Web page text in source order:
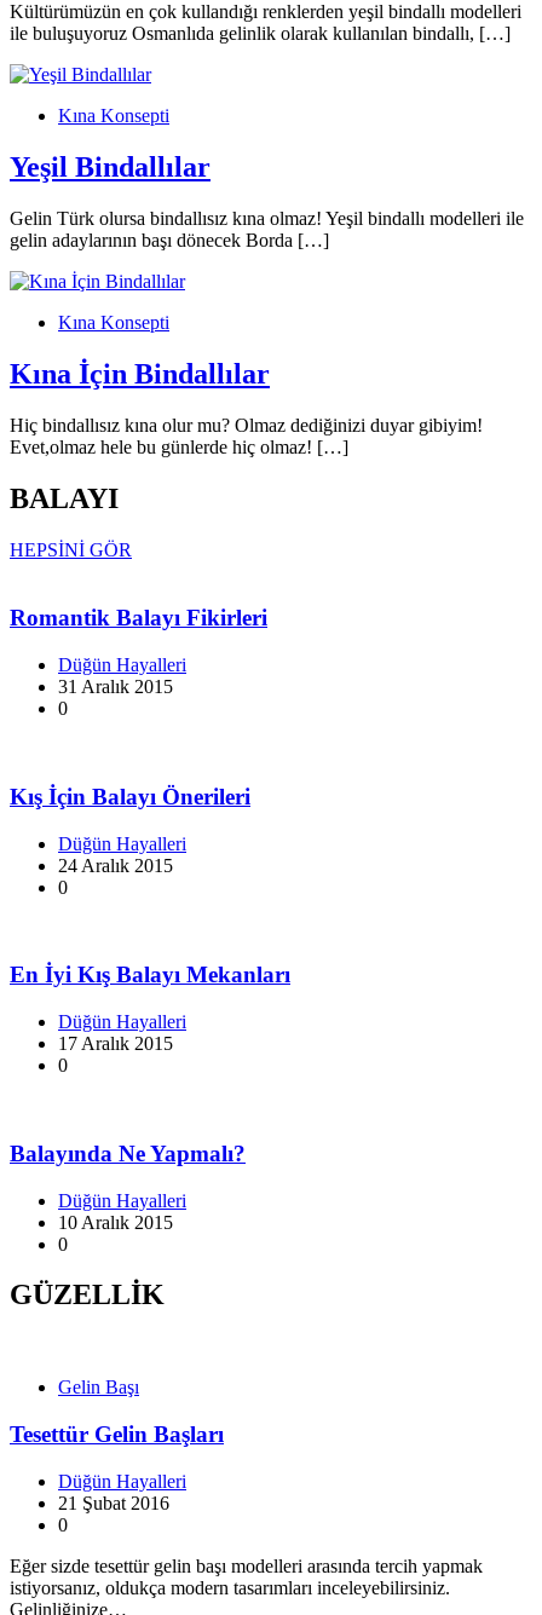
Kültürümüzün en çok kullandığı renklerden yeşil bindallı modelleri
ile buluşuyoruz Osmanlıda gelinlik olarak kullanılan bindallı, […]
Kına Konsepti
Yeşil Bindallılar
Gelin Türk olursa bindallısız kına olmaz! Yeşil bindallı modelleri ile
gelin adaylarının başı dönecek Borda […]
Kına Konsepti
Kına İçin Bindallılar
Hiç bindallısız kına olur mu? Olmaz dediğinizi duyar gibiyim!
Evet,olmaz hele bu günlerde hiç olmaz! […]
BALAYI
HEPSİNİ GÖR
Romantik Balayı Fikirleri
Düğün Hayalleri
31 Aralık 2015
0
Kış İçin Balayı Önerileri
Düğün Hayalleri
24 Aralık 2015
0
En İyi Kış Balayı Mekanları
Düğün Hayalleri
17 Aralık 2015
0
Balayında Ne Yapmalı?
Düğün Hayalleri
10 Aralık 2015
0
GÜZELLİK
Gelin Başı
Tesettür Gelin Başları
Düğün Hayalleri
21 Şubat 2016
0
Eğer sizde tesettür gelin başı modelleri arasında tercih yapmak
istiyorsanız, oldukça modern tasarımları inceleyebilirsiniz.
Gelinliğinize…